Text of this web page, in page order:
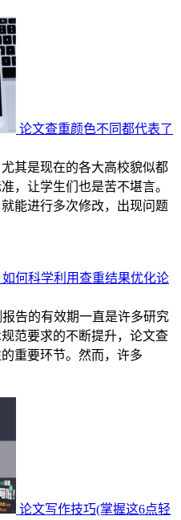
论文查重颜色不同都代表了
其是现在的各大高校貌似都
，让学生们也是苦不堪言。
能进行多次修改，出现问题
何科学利用查重结果优化论
告的有效期一直是许多研究
范要求的不断提升，论文查
重要环节。然而，许多
论文写作技巧(掌握这6点轻